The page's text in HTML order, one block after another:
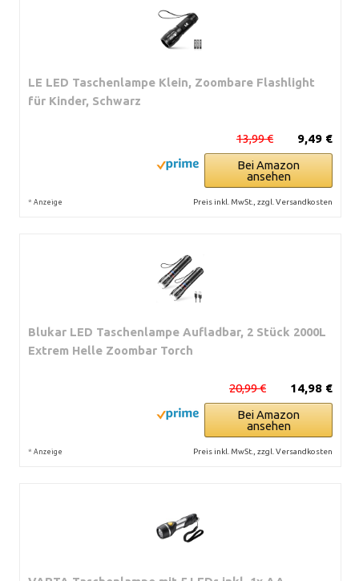
LE LED Taschenlampe Klein, Zoombare Flashlight
für Kinder, Schwarz
9,49 €
13,99 €
Bei Amazon
ansehen
* Anzeige Preis inkl. MwSt., zzgl. Versandkosten
Blukar LED Taschenlampe Aufladbar, 2 Stück 2000L
Extrem Helle Zoombar Torch
14,98 €
20,99 €
Bei Amazon
ansehen
* Anzeige Preis inkl. MwSt., zzgl. Versandkosten